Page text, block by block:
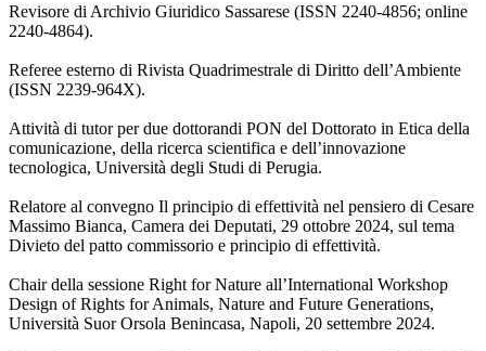
Revisore di Archivio Giuridico Sassarese (ISSN 2240-4856; online
2240-4864).
Referee esterno di Rivista Quadrimestrale di Diritto dell’Ambiente
(ISSN 2239-964X).
Attività di tutor per due dottorandi PON del Dottorato in Etica della
comunicazione, della ricerca scientifica e dell’innovazione
tecnologica, Università degli Studi di Perugia.
Relatore al convegno Il principio di effettività nel pensiero di Cesare
Massimo Bianca, Camera dei Deputati, 29 ottobre 2024, sul tema
Divieto del patto commissorio e principio di effettività.
Chair della sessione Right for Nature all’International Workshop
Design of Rights for Animals, Nature and Future Generations,
Università Suor Orsola Benincasa, Napoli, 20 settembre 2024.